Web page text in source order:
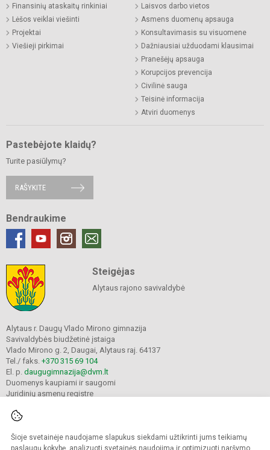
Šioje svetainėje naudojame slapukus siekdami užtikrinti jums teikiamų
paslaugų kokybę, analizuoti svetainės naudojimą ir optimizuoti naršymo
Finansinių ataskaitų rinkiniai
Lėšos veiklai viešinti
Projektai
Viešieji pirkimai
Laisvos darbo vietos
Asmens duomenų apsauga
Konsultavimasis su visuomene
Dažniausiai užduodami klausimai
Pranešėjų apsauga
Korupcijos prevencija
Civilinė sauga
Teisinė informacija
Atviri duomenys
Pastebėjote klaidų?
Turite pasiūlymų?
RAŠYKITE
Bendraukime
Steigėjas
Alytaus rajono savivaldybė
Alytaus r. Daugų Vlado Mirono gimnazija
Savivaldybės biudžetinė įstaiga
Vlado Mirono g. 2, Daugai, Alytaus raj. 64137
Tel./ faks. +370 315 69 104
El. p. daugugimnazija@dvm.lt
Duomenys kaupiami ir saugomi
Juridinių asmenų registre
© 2024. Alytaus r. Daugų Vlado Mirono gimnazija. Visos teisės saugomos.